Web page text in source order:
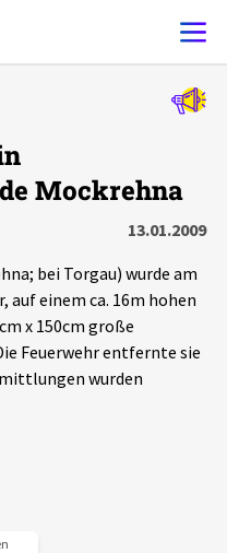
Mockrehna
13.01.2009
bei Torgau) wurde am
auf einem ca. 16m hohen
x 150cm große
Feuerwehr entfernte sie
wurden